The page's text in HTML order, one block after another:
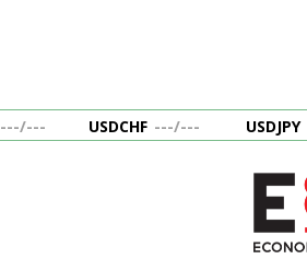
---/--- USDCHF ---/--- USDJPY